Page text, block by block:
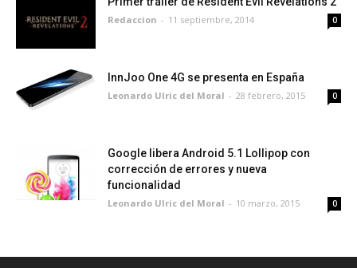
Redaccion - 11 septiembre, 2014 0
InnJoo One 4G se presenta en España
Leonardo Ulric del Moral - 28 febrero, 2015 0
Google libera Android 5.1 Lollipop con
corrección de errores y nueva
funcionalidad
Leonardo Ulric del Moral - 10 marzo, 2015 0